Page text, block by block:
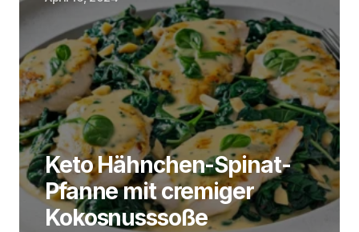
Keto Hähnchen-Spinat-
Pfanne mit cremiger
Kokosnusssoße